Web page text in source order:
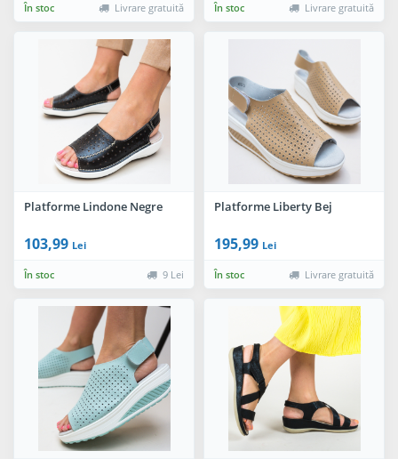
În stoc Livrare gratuită În stoc Livrare gratuită
Platforme Lindone Negre
103,99 Lei
În stoc 9 Lei
Platforme Liberty Bej
195,99 Lei
În stoc Livrare gratuită